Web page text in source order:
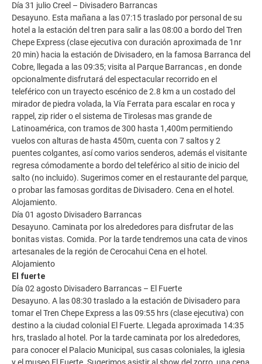
Día 31 julio Creel – Divisadero Barrancas
Desayuno. Esta mañana a las 07:15 traslado por personal de su
hotel a la estación del tren para salir a las 08:00 a bordo del Tren
Chepe Express (clase ejecutiva con duración aproximada de 1nr
20 min) hacia la estación de Divisadero, en la famosa Barranca del
Cobre, llegada a las 09:35; visita al Parque Barrancas , en donde
opcionalmente disfrutará del espectacular recorrido en el
teleférico con un trayecto escénico de 2.8 km a un costado del
mirador de piedra volada, la Vía Ferrata para escalar en roca y
rappel, zip rider o el sistema de Tirolesas mas grande de
Latinoamérica, con tramos de 300 hasta 1,400m permitiendo
vuelos con alturas de hasta 450m, cuenta con 7 saltos y 2
puentes colgantes, así como varios senderos, además el visitante
regresa cómodamente a bordo del teleférico al sitio de inicio del
salto (no incluido). Sugerimos comer en el restaurante del parque,
o probar las famosas gorditas de Divisadero. Cena en el hotel.
Alojamiento.
Día 01 agosto Divisadero Barrancas
Desayuno. Caminata por los alrededores para disfrutar de las
bonitas vistas. Comida. Por la tarde tendremos una cata de vinos
artesanales de la región de Cerocahui Cena en el hotel.
Alojamiento
El fuerte
Día 02 agosto Divisadero Barrancas – El Fuerte
Desayuno. A las 08:30 traslado a la estación de Divisadero para
tomar el Tren Chepe Express a las 09:55 hrs (clase ejecutiva) con
destino a la ciudad colonial El Fuerte. Llegada aproximada 14:35
hrs, traslado al hotel. Por la tarde caminata por los alrededores,
para conocer el Palacio Municipal, sus casas coloniales, la iglesia